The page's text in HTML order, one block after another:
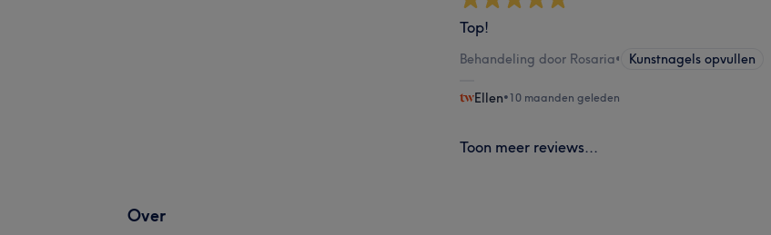
Top!
Behandeling door Rosaria• Kunstnagels opvullen
Ellen•10 maanden geleden
Toon meer reviews...
Over